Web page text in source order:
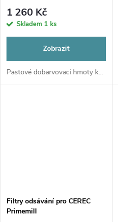
1 260 Kč
Skladem 1 ks
Zobrazit
Pastové dobarvovací hmoty k...
Filtry odsávání pro CEREC
Primemill